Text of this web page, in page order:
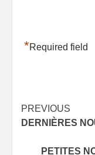
*Required field
Post
PREVIOUS
DERNIÈRES
PETITES